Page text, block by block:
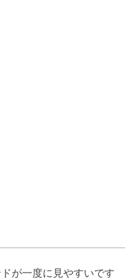
が一度に見やすいです